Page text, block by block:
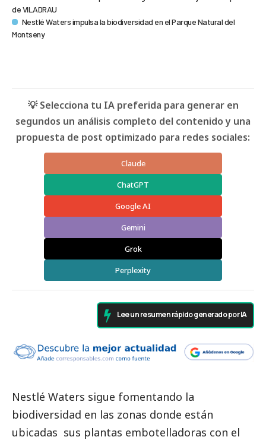
de VILADRAU
Nestlé Waters impulsa la biodiversidad en el Parque Natural del
Montseny
💡 Selecciona tu IA preferida para generar en
segundos un análisis completo del contenido y una
propuesta de post optimizado para redes sociales:
Claude
ChatGPT
Google AI
Gemini
Grok
Perplexity
Lee un resumen rápido generado por IA
Nestlé Waters sigue fomentando la
biodiversidad en las zonas donde están
ubicadas sus plantas embotelladoras con el